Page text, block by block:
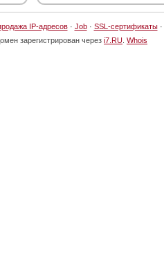
IP-адресов· Job· SSL-сертификаты·
зарегистрирован через i7.RU Whois